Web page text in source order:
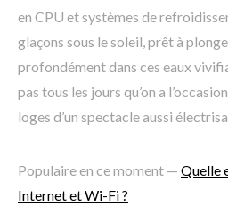
en CPU et systèmes de
glaçons sous le soleil, prêt à
profondément dans ces eaux
pas tous les jours qu’on a
loges d’un spectacle aussi
Populaire en ce moment — Quelle
Internet et Wi-Fi ?